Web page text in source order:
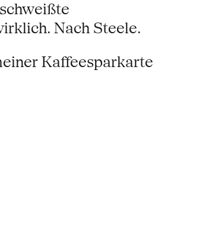
Nach Steele.
Kaffeesparkarte